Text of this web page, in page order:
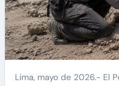
Lima, mayo de 2026.- El Perú no solo es tierra